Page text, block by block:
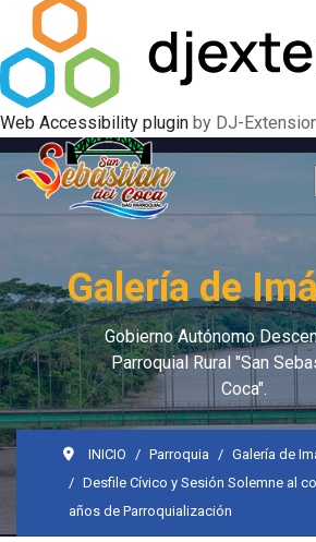
Web Accessibility plugin by DJ-
Galería de
Gobierno Autónomo
Parroquial Rural "San
Coca".
INICIO Parroquia
Galería de
Desfile Cívico y Sesión Solemne al
años de Parroquialización